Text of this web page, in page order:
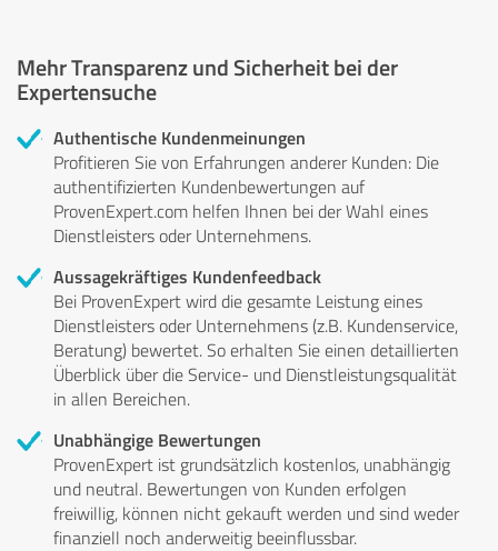
Mehr Transparenz und Sicherheit bei der
Expertensuche
Authentische Kundenmeinungen
Profitieren Sie von Erfahrungen anderer Kunden: Die
authentifizierten Kundenbewertungen auf
ProvenExpert.com helfen Ihnen bei der Wahl eines
Dienstleisters oder Unternehmens.
Aussagekräftiges Kundenfeedback
Bei ProvenExpert wird die gesamte Leistung eines
Dienstleisters oder Unternehmens (z.B. Kundenservice,
Beratung) bewertet. So erhalten Sie einen detaillierten
Überblick über die Service- und Dienstleistungsqualität
in allen Bereichen.
Unabhängige Bewertungen
ProvenExpert ist grundsätzlich kostenlos, unabhängig
und neutral. Bewertungen von Kunden erfolgen
freiwillig, können nicht gekauft werden und sind weder
finanziell noch anderweitig beeinflussbar.